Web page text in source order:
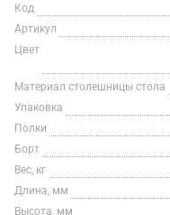
Код
Артикул
Цвет
Материал столешницы стола
Упаковка
Полки
Борт
Вес, кг
Длина, мм
Высота, мм